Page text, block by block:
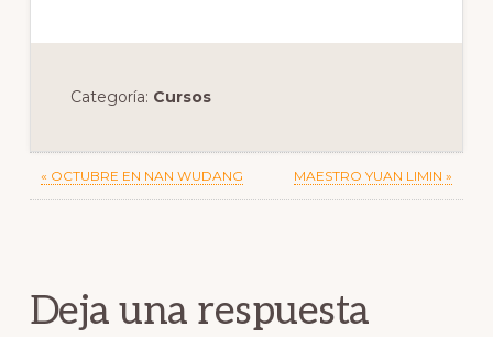
Categoría: Cursos
Previous
Post:
« OCTUBRE EN NAN WUDANG
Next
Post:
MAESTRO YUAN LIMIN »
Deja una respuesta